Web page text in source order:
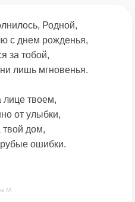
Родной,
с днем рожденья,
за тобой,
лишь мгновенья.
лице твоем,
от улыбки,
твой дом,
ошибки.
М.